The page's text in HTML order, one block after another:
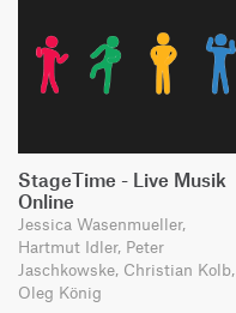
StageTime - Live Musik
Online
Jessica Wasenmueller,
Hartmut Idler, Peter
Jaschkowske, Christian Kolb,
Oleg König